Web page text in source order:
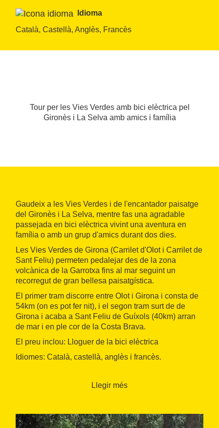
Idioma
Català, Castellà, Anglès, Francès
Tour per les Vies Verdes amb bici elèctrica pel
Gironès i La Selva amb amics i família
Gaudeix a les Vies Verdes i de l'encantador paisatge
del Gironès i La Selva, mentre fas una agradable
passejada en bici elèctrica vivint una aventura en
família o amb un grup d'amics durant dos dies.
Les Vies Verdes de Girona (Carrilet d'Olot i Carrilet de
Sant Feliu) permeten pedalejar des de la zona
volcànica de la Garrotxa fins al mar seguint un
recorregut de gran bellesa paisatgística.
El primer tram discorre entre Olot i Girona i consta de
54km (on es pot fer nit), i el segon tram surt de de
Girona i acaba a Sant Feliu de Guíxols (40km) arran
de mar i en ple cor de la Costa Brava.
El preu inclou: Lloguer de la bici elèctrica
Idiomes: Català, castellà, anglès i francès.
Punt de trobada: Passeig d'Olot, 28. Girona (a 10
Accessibilitat: No accessible per a persones amb
mobilitat reduïda. L'itinerari és apte per a totes les
Llegir més